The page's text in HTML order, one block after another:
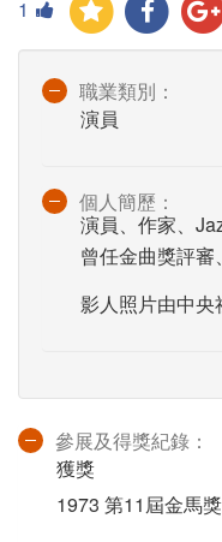
1
職業類別：
演員
個人簡歷：
演員、作家、
曾任金曲獎評
影人照片由中央
參展及得獎紀錄：
獲獎
1973 第11屆金馬